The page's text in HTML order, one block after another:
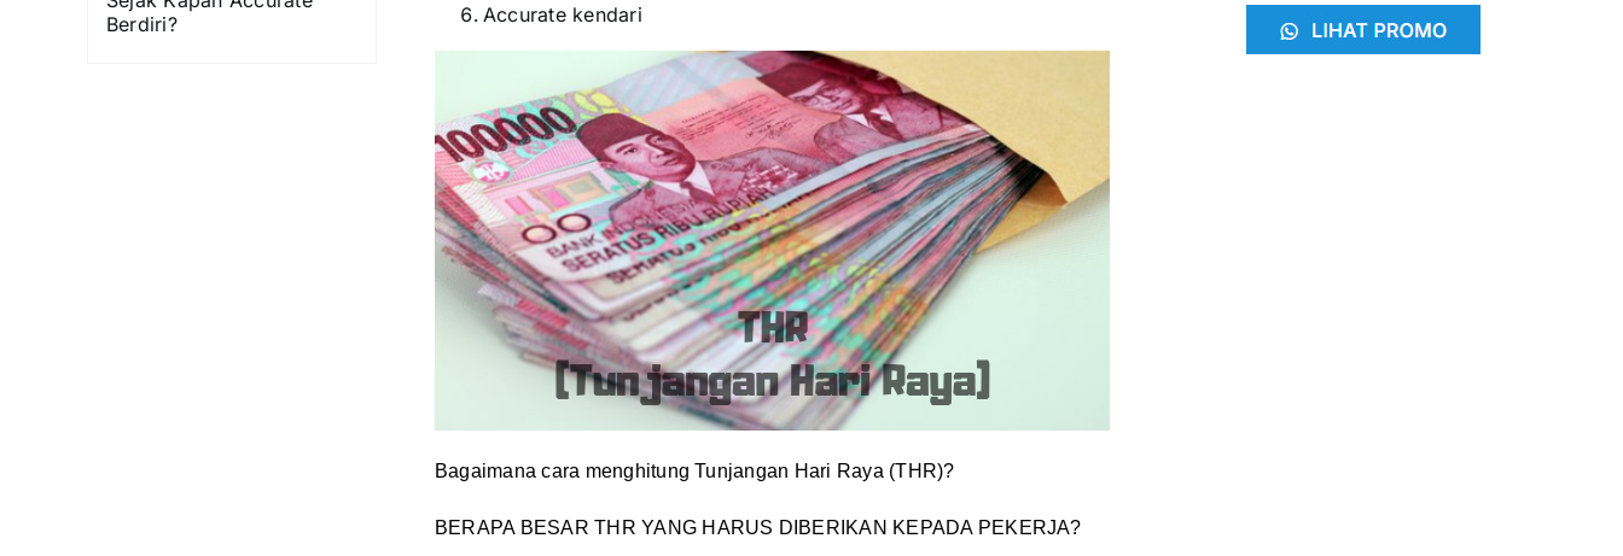
Accurate kendari
Bagaimana cara menghitung Tunjangan Hari Raya (THR)?
BERAPA BESAR THR YANG HARUS DIBERIKAN KEPADA PEKERJA?
Berdiri?